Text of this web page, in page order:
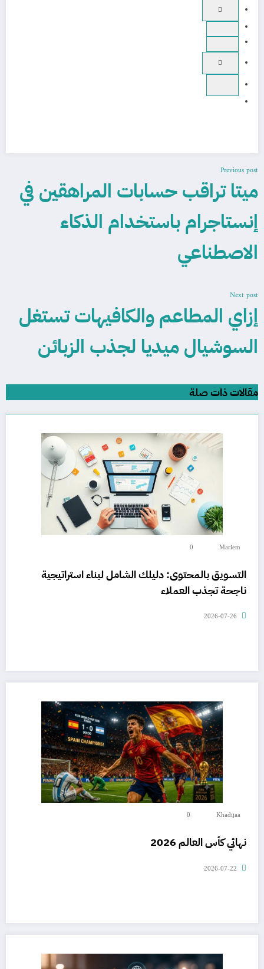
Previous post
ميتا تراقب حسابات المراهقين في
إنستاجرام باستخدام الذكاء
الاصطناعي
Next post
إزاي المطاعم والكافيهات تستغل
السوشيال ميديا لجذب الزبائن
مقالات ذات صلة
Mariem
0
التسويق بالمحتوى: دليلك الشامل لبناء استراتيجية
ناجحة تجذب العملاء
2026-07-26
Khadijaa
0
نهائي كأس العالم 2026
2026-07-22